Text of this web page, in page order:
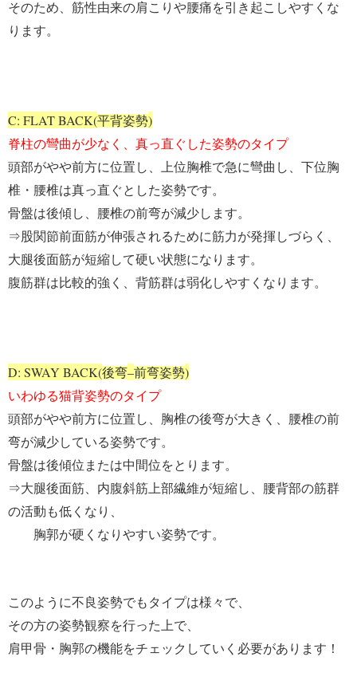
そのため、筋性由来の肩こりや腰痛を引き起こしやすくな
ります。
C: FLAT BACK(平背姿勢)
脊柱の彎曲が少なく、真っ直ぐした姿勢のタイプ
頭部がやや前方に位置し、上位胸椎で急に彎曲し、下位胸
椎・腰椎は真っ直ぐとした姿勢です。
骨盤は後傾し、腰椎の前弯が減少します。
⇒ 股関節前面筋が伸張されるために筋力が発揮しづらく、
大腿後面筋が短縮して硬い状態になります。
腹筋群は比較的強く、背筋群は弱化しやすくなります。
D: SWAY BACK(後弯–前弯姿勢)
いわゆる猫背姿勢のタイプ
頭部がやや前方に位置し、胸椎の後弯が大きく、腰椎の前
弯が減少している姿勢です。
骨盤は後傾位または中間位をとります。
⇒大腿後面筋、内腹斜筋上部繊維が短縮し、腰背部の筋群
の活動も低くなり、
胸郭が硬くなりやすい姿勢です。
このように不良姿勢でもタイプは様々で、
その方の姿勢観察を行った上で、
肩甲骨・胸郭の機能をチェックしていく必要があります！